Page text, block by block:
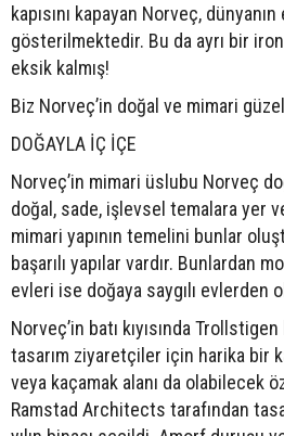
kapısını kapayan Norveç,
gösterilmektedir. Bu da ayrı bir
eksik kalmış!
Biz Norveç’in doğal ve mimari
DOĞAYLA İÇ İÇE
Norveç’in mimari üslubu Norveç
doğal, sade, işlevsel temalara yer
mimari yapının temelini bunlar
başarılı yapılar vardır. Bunlardan
evleri ise doğaya saygılı evlerden
Norveç’in batı kıyısında
tasarım ziyaretçiler için harika bir
veya kaçamak alanı da olabilecek
Ramstad Architects tarafından